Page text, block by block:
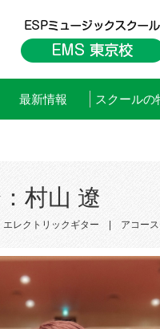
最新情報 スクールの
村山 遼
エレクトリックギター アコー